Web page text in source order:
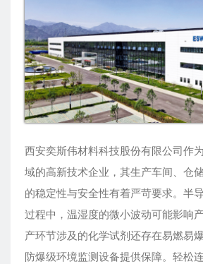
西安奕斯伟材料科技股份有限公司作
域的高新技术企业，其生产车间、仓
的稳定性与安全性有着严苛要求。半
过程中，温湿度的微小波动可能影响
产环节涉及的化学试剂还存在易燃易
防爆级环境监测设备提供保障。轻松